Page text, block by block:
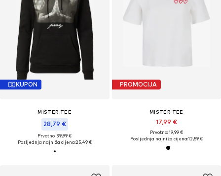
KUPON
MISTER TEE
28,79 €
Prvotno: 39,99 €
Posljednja najniža cijena:25,49 €
PROMOCIJA
MISTER TEE
17,99 €
Prvotno: 19,99 €
Posljednja najniža cijena:12,59 €